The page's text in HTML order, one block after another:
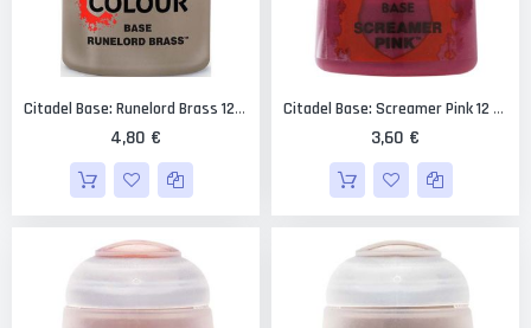
Citadel Base: Runelord Brass 12 Ml.
4,80 €
Citadel Base: Screamer Pink 12 Ml.
3,60 €